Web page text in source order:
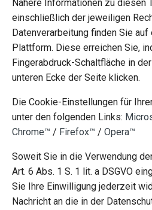
Nähere Informationen zu diesen
einschließlich der jeweiligen
Datenverarbeitung finden Sie
Plattform. Diese erreichen Sie,
Fingerabdruck-Schaltfläche in
unteren Ecke der Seite klicken.
Die Cookie-Einstellungen für
unter den folgenden Links:
Chrome™ / Firefox™ / Opera™
Soweit Sie in die Verwendung
Art. 6 Abs. 1 S. 1 lit. a DSGVO
Sie Ihre Einwilligung jederzeit
Nachricht an die in der